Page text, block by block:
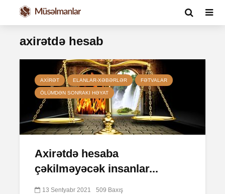
axirətdə hesab
AXIRƏT ELANLAR-XƏBƏRLƏR FƏTVALAR
ÖLÜMDƏN SONRAKI HƏYAT
Axirətdə hesaba
çəkilməyəcək insanlar...
13 Sentyabr 2021 509 Baxış